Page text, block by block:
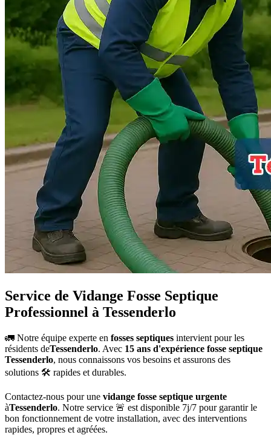
Service de Vidange Fosse Septique
Professionnel à Tessenderlo
🚛 Notre équipe experte en fosses septiques intervient pour les
résidents deTessenderlo. Avec 15 ans d'expérience fosse septique
Tessenderlo, nous connaissons vos besoins et assurons des
solutions 🛠️ rapides et durables.
Contactez-nous pour une vidange fosse septique urgente
àTessenderlo. Notre service 🚨 est disponible 7j/7 pour garantir le
bon fonctionnement de votre installation, avec des interventions
rapides, propres et agréées.